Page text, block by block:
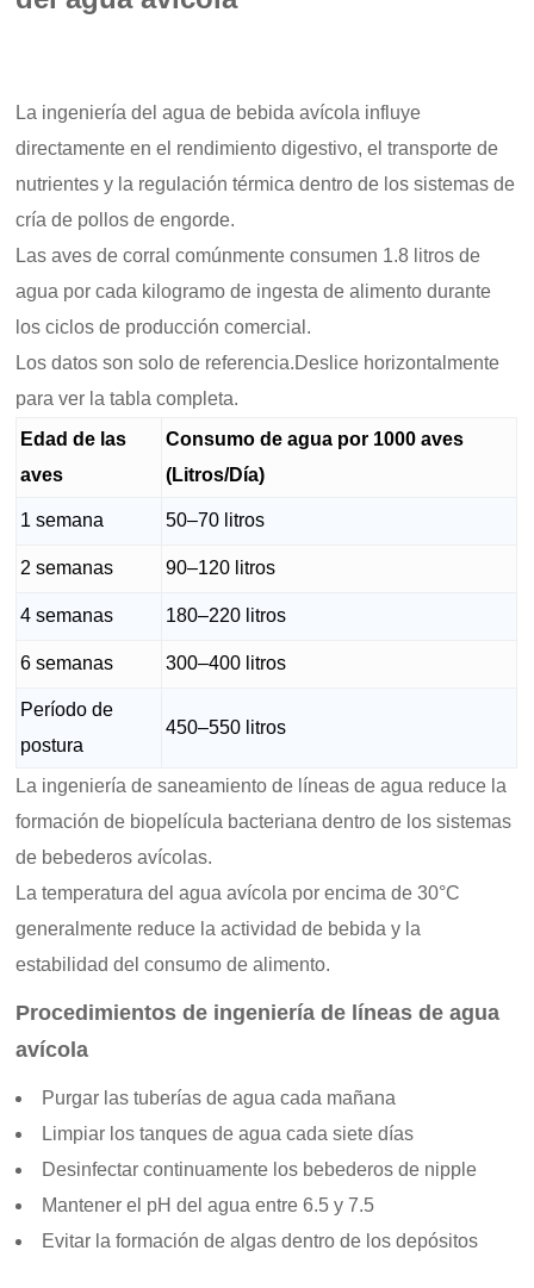
La ingeniería del agua de bebida avícola influye
directamente en el rendimiento digestivo, el transporte de
nutrientes y la regulación térmica dentro de los sistemas de
cría de pollos de engorde.
Las aves de corral comúnmente consumen 1.8 litros de
agua por cada kilogramo de ingesta de alimento durante
los ciclos de producción comercial.
Los datos son solo de referencia.Deslice horizontalmente
para ver la tabla completa.
Edad de las
aves
Consumo de agua por 1000 aves
(Litros/Día)
1 semana 50–70 litros
2 semanas 90–120 litros
4 semanas 180–220 litros
6 semanas 300–400 litros
Período de
postura
450–550 litros
La ingeniería de saneamiento de líneas de agua reduce la
formación de biopelícula bacteriana dentro de los sistemas
de bebederos avícolas.
La temperatura del agua avícola por encima de 30°C
generalmente reduce la actividad de bebida y la
estabilidad del consumo de alimento.
Procedimientos de ingeniería de líneas de agua
avícola
Purgar las tuberías de agua cada mañana
Limpiar los tanques de agua cada siete días
Desinfectar continuamente los bebederos de nipple
Mantener el pH del agua entre 6.5 y 7.5
Evitar la formación de algas dentro de los depósitos